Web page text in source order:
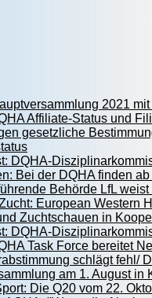
2021
Affiliate-Status und
gesetzliche
DQHA-
Bei der DQHA finden
Behörde LfL
European Western
Zuchtschauen in
DQHA-
Task Force bereitet
schlägt fehl/
am 1. August
Die Q20 vom 22.